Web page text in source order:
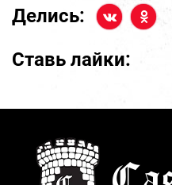
Делись:
Ставь лайки: